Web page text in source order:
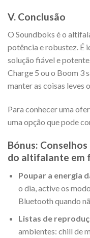
V. Conclusão
O Soundboks é o
potência e robustez. É
solução fiável e
Charge 5 ou o Boom 3
manter as coisas leves
Para conhecer uma
uma opção que pode
Bónus:
do altifalante em
Poupar a energia
o dia, active os
Bluetooth quando
Listas de
ambientes: chill de